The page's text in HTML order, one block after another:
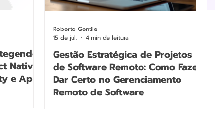
Native
e App
Gestão Estratégica de Projetos
de Software Remoto: Como Fazer
Dar Certo no Gerenciamento
Remoto de Software
Roberto Gentile
15 de jul.
4 min de leitura